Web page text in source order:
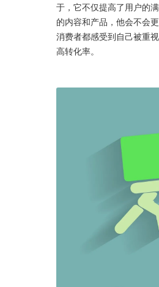
于，它不仅提高了用户的
的内容和产品，他会不会
消费者都感受到自己被重
高转化率。